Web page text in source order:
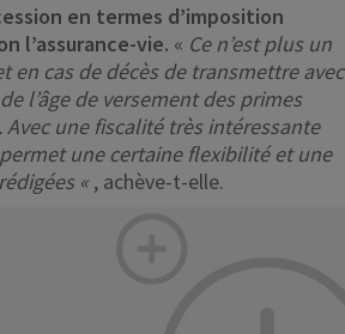
en termes d’imposition
l’assurance-vie. « Ce n’est plus un
en cas de décès de transmettre avec
l’âge de versement des primes
Avec une fiscalité très intéressante
une certaine flexibilité et une
«, achève-t-elle.